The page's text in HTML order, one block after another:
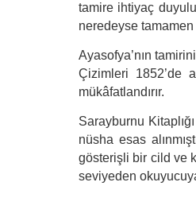
tamire ihtiyaç
neredeyse
Ayasofya’nın
Çizimleri 1852’de
mükâfatlandırır.
Sarayburnu Kitaplığı
nüsha esas
gösterişli bir cild ve
seviyeden